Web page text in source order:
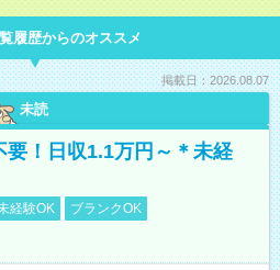
履歴からのオススメ
掲載日：2026.08.07
未読
！日収1.1万円～＊未経
経験OK
ブランクOK